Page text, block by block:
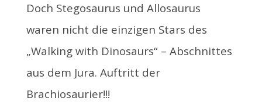
Doch Stegosaurus und Allosaurus
waren nicht die einzigen Stars des
„Walking with Dinosaurs“ – Abschnittes
aus dem Jura. Auftritt der
Brachiosaurier!!!